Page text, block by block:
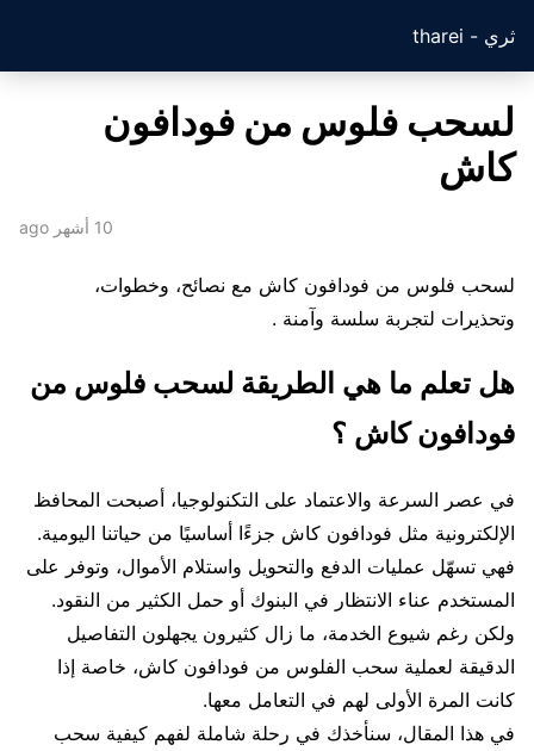
ثري - tharei
لسحب فلوس من فودافون
كاش
10 أشهر ago
لسحب فلوس من فودافون كاش مع نصائح، وخطوات،
وتحذيرات لتجربة سلسة وآمنة .
هل تعلم ما هي الطريقة لسحب فلوس من
فودافون كاش ؟
في عصر السرعة والاعتماد على التكنولوجيا، أصبحت المحافظ
الإلكترونية مثل فودافون كاش جزءًا أساسيًا من حياتنا اليومية.
فهي تسهّل عمليات الدفع والتحويل واستلام الأموال، وتوفر على
المستخدم عناء الانتظار في البنوك أو حمل الكثير من النقود.
ولكن رغم شيوع الخدمة، ما زال كثيرون يجهلون التفاصيل
الدقيقة لعملية سحب الفلوس من فودافون كاش، خاصة إذا
كانت المرة الأولى لهم في التعامل معها.
في هذا المقال، سنأخذك في رحلة شاملة لفهم كيفية سحب